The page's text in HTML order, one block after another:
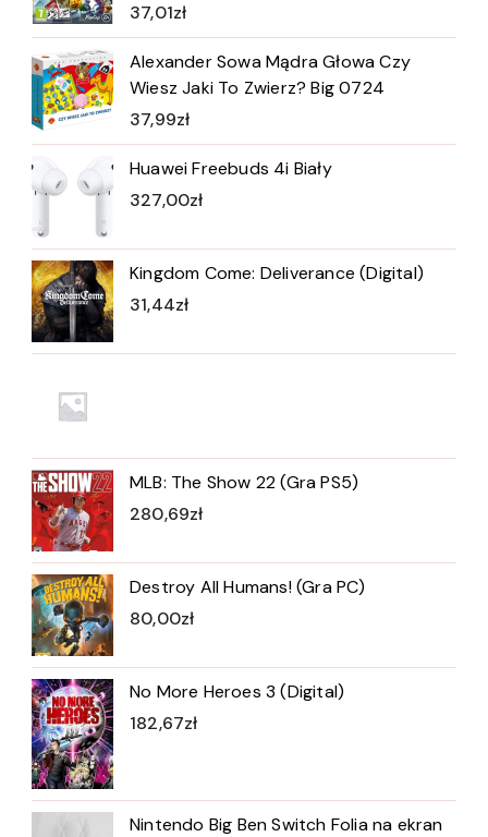
37,01zł
Alexander Sowa Mądra Głowa Czy
Wiesz Jaki To Zwierz? Big 0724
37,99zł
Huawei Freebuds 4i Biały
327,00zł
Kingdom Come: Deliverance (Digital)
31,44zł
MLB: The Show 22 (Gra PS5)
280,69zł
Destroy All Humans! (Gra PC)
80,00zł
No More Heroes 3 (Digital)
182,67zł
Nintendo Big Ben Switch Folia na ekran